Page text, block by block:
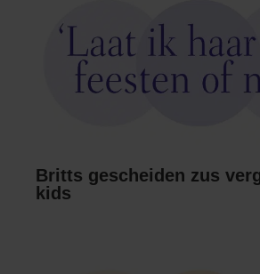
Britts gescheiden zus vergeet haar
kids